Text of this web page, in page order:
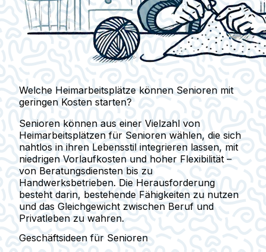
Welche Heimarbeitsplätze können Senioren mit
geringen Kosten starten?
Senioren können aus einer Vielzahl von
Heimarbeitsplätzen für Senioren wählen, die sich
nahtlos in ihren Lebensstil integrieren lassen, mit
niedrigen Vorlaufkosten und hoher Flexibilität –
von Beratungsdiensten bis zu
Handwerksbetrieben. Die Herausforderung
besteht darin, bestehende Fähigkeiten zu nutzen
und das Gleichgewicht zwischen Beruf und
Privatleben zu wahren.
Geschäftsideen für Senioren